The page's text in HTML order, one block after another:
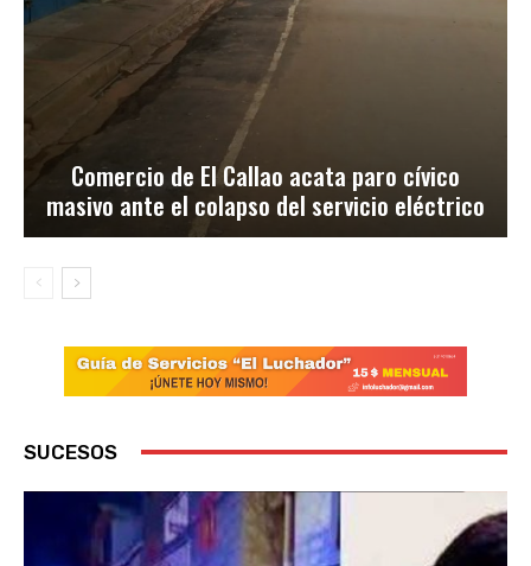
Comercio de El Callao acata paro cívico
masivo ante el colapso del servicio eléctrico
SUCESOS